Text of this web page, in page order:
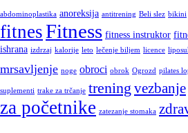
abdominoplastika anoreksija antitrening Beli slez bikini
fitnesFitness fitness instruktor
ishrana izdrzaj kalorije leto lečenje biljem licence
mrsavljenje noge obroci obrok Ogrozd pilates
suplementi trake za trčanje trening vezbanje
za početnike zatezanje stomaka